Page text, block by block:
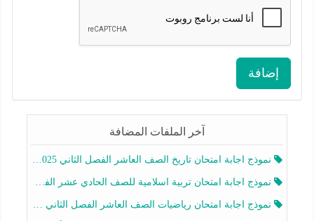
إضافة
آخر الملفات المضافة
نموذج اجابة امتحان تاريخ الصف العاشر الفصل الثاني 2025-2026
نموذج اجابة امتحان تربية اسلامية للصف الحادي عشر الفصل الثاني 2025-2026
نموذج اجابة امتحان رياضيات الصف العاشر الفصل الثاني 2025-2026